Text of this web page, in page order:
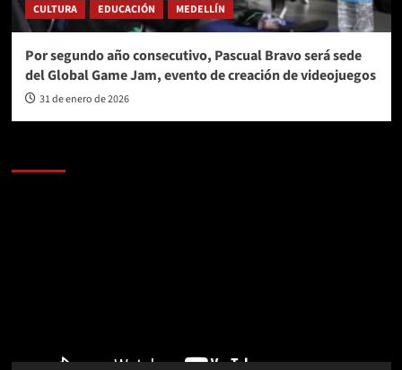
CULTURA EDUCACIÓN MEDELLÍN
Por segundo año consecutivo, Pascual Bravo será sede
del Global Game Jam, evento de creación de videojuegos
31 de enero de 2026